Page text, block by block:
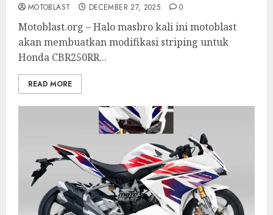
MOTOBLAST DECEMBER 27, 2025 0
Motoblast.org – Halo masbro kali ini motoblast
akan membuatkan modifikasi striping untuk
Honda CBR250RR...
READ MORE